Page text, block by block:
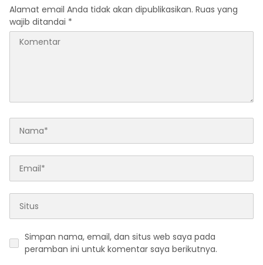
Alamat email Anda tidak akan dipublikasikan. Ruas yang
wajib ditandai *
Simpan nama, email, dan situs web saya pada
peramban ini untuk komentar saya berikutnya.